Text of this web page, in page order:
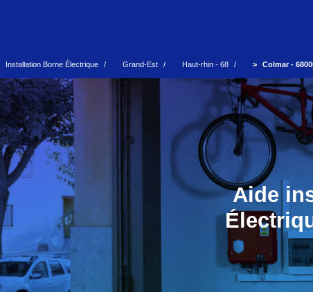
Installation Borne Électrique Grand-Est Haut-rhin - 68 Colmar -
Aide